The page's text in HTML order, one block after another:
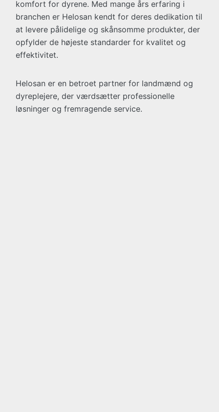
komfort for dyrene. Med mange års erfaring i
branchen er Helosan kendt for deres dedikation til
at levere pålidelige og skånsomme produkter, der
opfylder de højeste standarder for kvalitet og
effektivitet.
Helosan er en betroet partner for landmænd og
dyreplejere, der værdsætter professionelle
løsninger og fremragende service.